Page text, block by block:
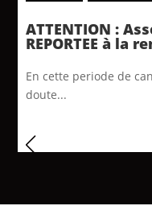
ATTENTION :
REPORTEE à la
En cette periode de
doute...